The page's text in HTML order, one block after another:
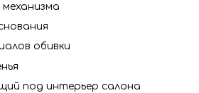
обивки
под интерьер салона